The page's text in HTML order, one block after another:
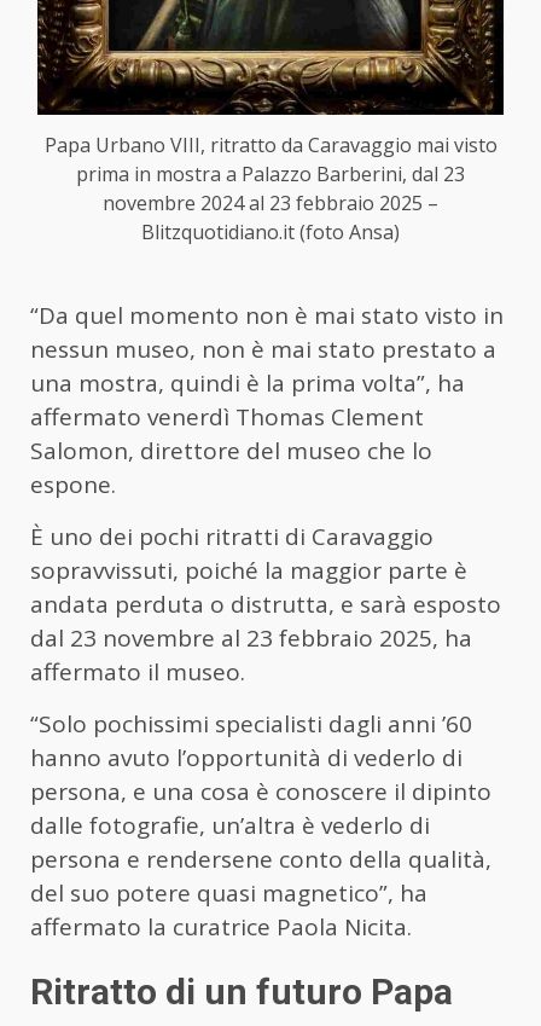
Papa Urbano VIII, ritratto da Caravaggio mai visto
prima in mostra a Palazzo Barberini, dal 23
novembre 2024 al 23 febbraio 2025 –
Blitzquotidiano.it (foto Ansa)
“Da quel momento non è mai stato visto in
nessun museo, non è mai stato prestato a
una mostra, quindi è la prima volta”, ha
affermato venerdì Thomas Clement
Salomon, direttore del museo che lo
espone.
È uno dei pochi ritratti di Caravaggio
sopravvissuti, poiché la maggior parte è
andata perduta o distrutta, e sarà esposto
dal 23 novembre al 23 febbraio 2025, ha
affermato il museo.
“Solo pochissimi specialisti dagli anni ’60
hanno avuto l’opportunità di vederlo di
persona, e una cosa è conoscere il dipinto
dalle fotografie, un’altra è vederlo di
persona e rendersene conto della qualità,
del suo potere quasi magnetico”, ha
affermato la curatrice Paola Nicita.
Ritratto di un futuro Papa